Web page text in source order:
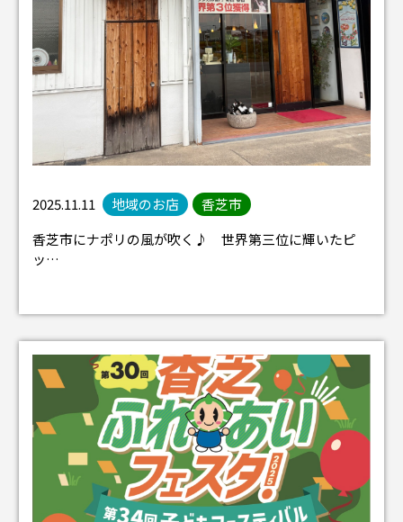
2025.11.11 地域のお店
香芝市
香芝市にナポリの風が吹く♪ 世界第三位に輝いたピ
ッ…